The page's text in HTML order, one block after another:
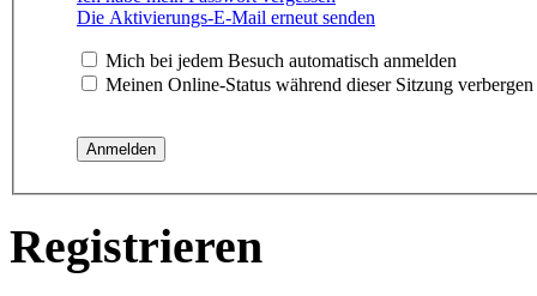
Die Aktivierungs-E-Mail erneut senden
Mich bei jedem Besuch automatisch anmelden
Meinen Online-Status während dieser Sitzung verbergen
Registrieren